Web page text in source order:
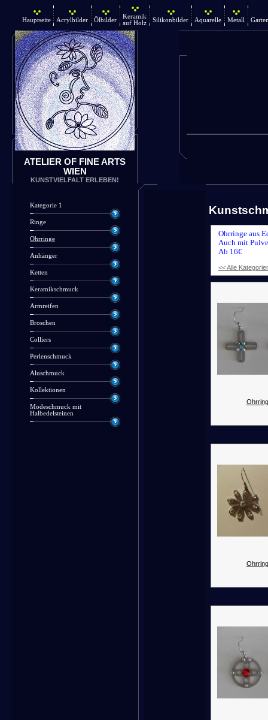
Hauptseite Acrylbilder Ölbilder
Keramik
auf Holz
Silikonbilder Aquarelle Metall
ATELIER OF FINE ARTS
WIEN
KUNSTVIELFALT ERLEBEN!
Kategorie 1
Ringe
Ohrringe
Anhänger
Ketten
Keramikschmuck
Armreifen
Broschen
Colliers
Perlenschmuck
Aluschmuck
Kollektionen
Modeschmuck mit
Halbedelsteinen
Ohrringe aus
Auch mit
Ab 16€
<< Alle